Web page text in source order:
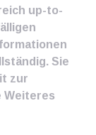
up-to-
Sie
zur
Weiteres